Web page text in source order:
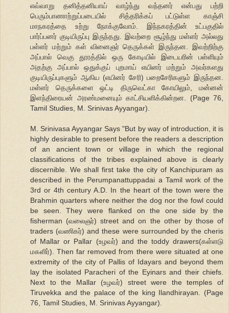
எவ்வாறு தனித்தனியாய் வாழ்ந்து வந்தனர் என்பது பற்றி
பெரும்பாணாற்றுப்படையில் சித்தரிக்கப் பட்டுள்ள காஞ்சி
மாநகரத்தை உற்று நோக்குவோம். இந்நகரத்தின் உட்பகுதில்
பார்ப்பனர் குடியிருப்பு இருந்தது. இவற்றை சூழ்ந்து மள்ளர் அல்லது
பள்ளர் மற்றும் கள் வினைஞர் தெருக்கள் இருந்தன. இவற்றிற்கு
அப்பால் வெகு தூரத்தில் ஒரு கோடியில் இடையரின் பள்ளியும்
அதற்கு அப்பால் ஒதுக்குப் புறமாய் எயினர் மற்றும் அவர்களது
குடியிருப்புகளும் ஆகிய (எயினர் சேரி) பறைசேரிகளும் இருந்தன.
மள்ளர் தெருக்களை ஒட்டி திருவெட்கா கோயிலும், மன்னன்
இளந்திரையன் அரண்மனையும் காட்சியளிக்கின்றன. (Page 76,
Tamil Studies, M. Srinivas Ayyangar).
M. Srinivasa Ayyangar Says "But by way of introduction, it is
highly desirable to present before the readers a description
of an ancient town or village in which the regional
classifications of the tribes explained above is clearly
discernible. We shall first take the city of Kanchipuram as
described in the Perumpanattuppadai a Tamil work of the
3rd or 4th century A.D. In the heart of the town were the
Brahmin quarters where neither the dog nor the fowl could
be seen. They were flanked on the one side by the
fisherman (வலைஞர்) street and on the other by those of
traders (வணிகர்) and these were surrounded by the cheris
of Mallar or Pallar (உழவர்) and the toddy drawers(கள்ளடு
மகளிர்). Then far removed from there were situated at one
extremity of the city of Pallis of Idayars and beyond them
lay the isolated Paracheri of the Eyinars and their chiefs.
Next to the Mallar (உழவர்) street were the temples of
Tiruvekka and the palace of the king Ilandhirayan. (Page
76, Tamil Studies, M. Srinivas Ayyangar).